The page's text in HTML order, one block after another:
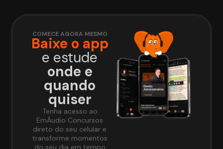
COMECE AGORA MESMO
Baixe o app
e estude
onde e
quando
quiser
Tenha acesso ao
EmÁudio Concursos
direto do seu celular e
transforme momentos
do seu dia em tempo